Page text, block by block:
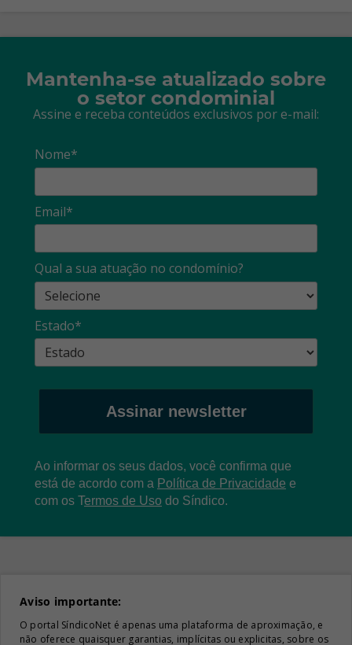
Mantenha-se atualizado sobre
o setor condominial
Assine e receba conteúdos exclusivos por e-mail:
Nome*
Email*
Qual a sua atuação no condomínio?
Estado*
Assinar newsletter
Ao informar os seus dados, você confirma que
está de acordo com a Política de Privacidade e
com os Termos de Uso do Síndico.
Aviso importante:
O portal SíndicoNet é apenas uma plataforma de aproximação, e
não oferece quaisquer garantias, implícitas ou explicitas, sobre os